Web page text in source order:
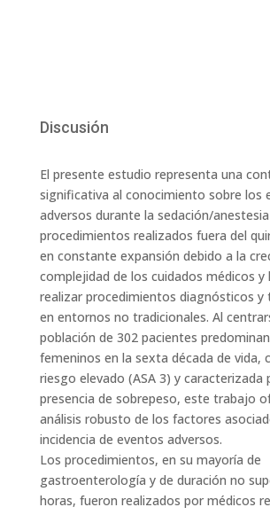
Discusión
El presente estudio representa una
significativa al conocimiento sobre los
adversos durante la sedación/
procedimientos realizados fuera del
en constante expansión debido a la
complejidad de los cuidados médicos y
realizar procedimientos diagnósticos y
en entornos no tradicionales. Al
población de 302 pacientes
femeninos en la sexta década de vida,
riesgo elevado (ASA 3) y caracterizada
presencia de sobrepeso, este trabajo
análisis robusto de los factores
incidencia de eventos adversos.
Los procedimientos, en su mayoría de
gastroenterología y de duración no
horas, fueron realizados por médicos